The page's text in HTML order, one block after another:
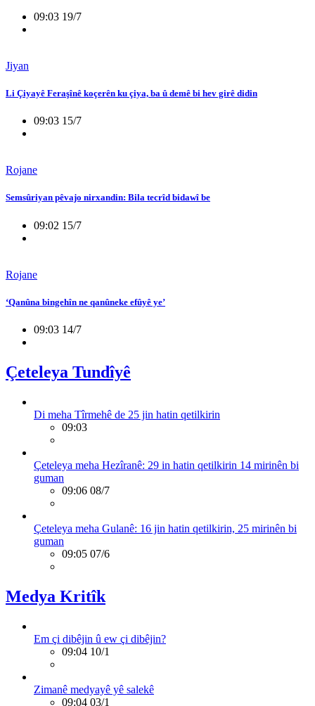
09:03 19/7
Jiyan
Li Çiyayê Feraşînê koçerên ku çiya, ba û demê bi hev girê didin
09:03 15/7
Rojane
Semsûriyan pêvajo nirxandin: Bila tecrîd bidawî be
09:02 15/7
Rojane
‘Qanûna bingehîn ne qanûneke efûyê ye’
09:03 14/7
Çeteleya Tundîyê
Di meha Tîrmehê de 25 jin hatin qetilkirin
09:03
Çeteleya meha Hezîranê: 29 in hatin qetilkirin 14 mirinên bi
guman
09:06 08/7
Çeteleya meha Gulanê: 16 jin hatin qetilkirin, 25 mirinên bi
guman
09:05 07/6
Medya Kritîk
Em çi dibêjin û ew çi dibêjin?
09:04 10/1
Zimanê medyayê yê salekê
09:04 03/1